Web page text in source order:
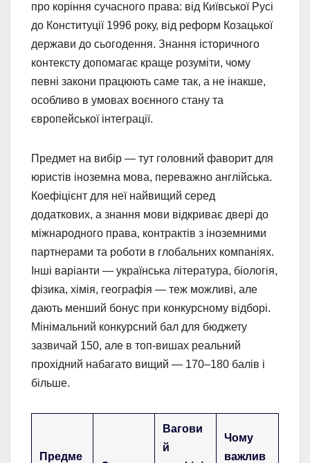
про коріння сучасного права: від Київської Русі
до Конституції 1996 року, від реформ Козацької
держави до сьогодення. Знання історичного
контексту допомагає краще розуміти, чому
певні закони працюють саме так, а не інакше,
особливо в умовах воєнного стану та
європейської інтеграції.
Предмет на вибір — тут головний фаворит для
юристів іноземна мова, переважно англійська.
Коефіцієнт для неї найвищий серед
додаткових, а знання мови відкриває двері до
міжнародного права, контрактів з іноземними
партнерами та роботи в глобальних компаніях.
Інші варіанти — українська література, біологія,
фізика, хімія, географія — теж можливі, але
дають менший бонус при конкурсному відборі.
Мінімальний конкурсний бал для бюджету
зазвичай 150, але в топ-вишах реальний
прохідний набагато вищий — 170–180 балів і
більше.
Предме
Вагови
й
Чому
важлив